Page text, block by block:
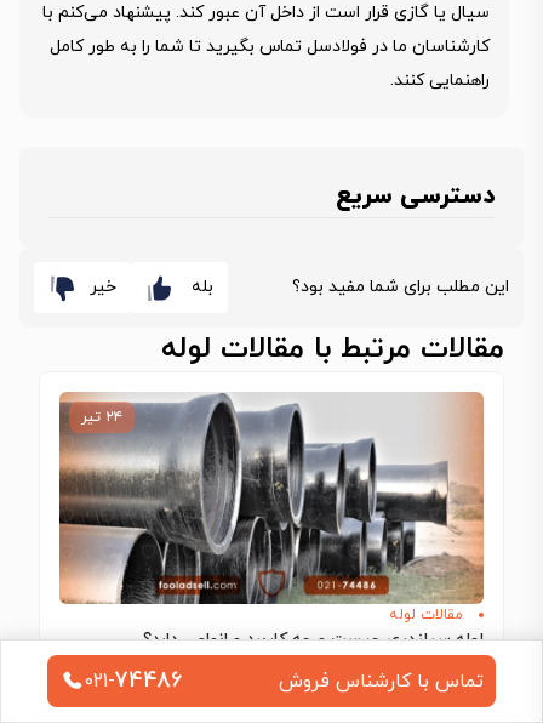
سیال یا گازی قرار است از داخل آن عبور کند. پیشنهاد می‌کنم با
کارشناسان ما در فولادسل تماس بگیرید تا شما را به طور کامل
راهنمایی کنند.
دسترسی سریع
این مطلب برای شما مفید بود؟ بله خیر
مقالات مرتبط با مقالات لوله
۲۴ تیر
مقالات لوله
لوله سیلندری چیست و چه کاربرد و انواعی دارد؟
لوله سیلندری یکی از مهم‌ترین لوله‌های صنعتی است که سطح داخلی بسیار صیقلی دارد…
ادامه مطلب
تماس با کارشناس فروش 021-74486